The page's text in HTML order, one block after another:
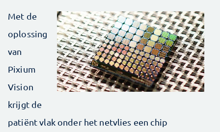
Met de
oplossing
van
Pixium
Vision
krijgt de
patiënt vlak onder het netvlies een chip